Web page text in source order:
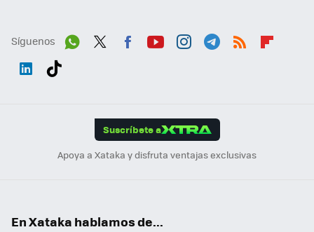
Síguenos
Suscríbete a
Apoya a Xataka y disfruta ventajas exclusivas
En Xataka hablamos de...